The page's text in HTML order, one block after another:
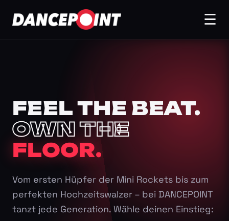
☰
FEEL THE BEAT.
OWN THE
FLOOR.
Vom ersten Hüpfer der Mini Rockets bis zum
perfekten Hochzeitswalzer – bei DANCEPOINT
tanzt jede Generation. Wähle deinen Einstieg: